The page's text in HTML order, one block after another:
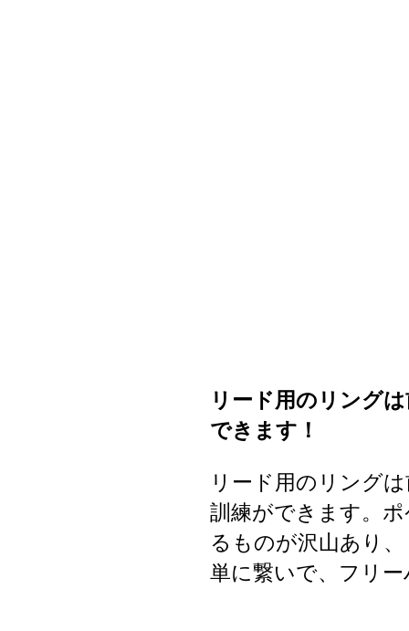
リード用のリング
できます！
リード用のリング
訓練ができます。
るものが沢山あり
単に繋いで、フリ